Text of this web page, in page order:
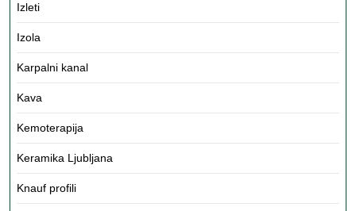
Izleti
Izola
Karpalni kanal
Kava
Kemoterapija
Keramika Ljubljana
Knauf profili